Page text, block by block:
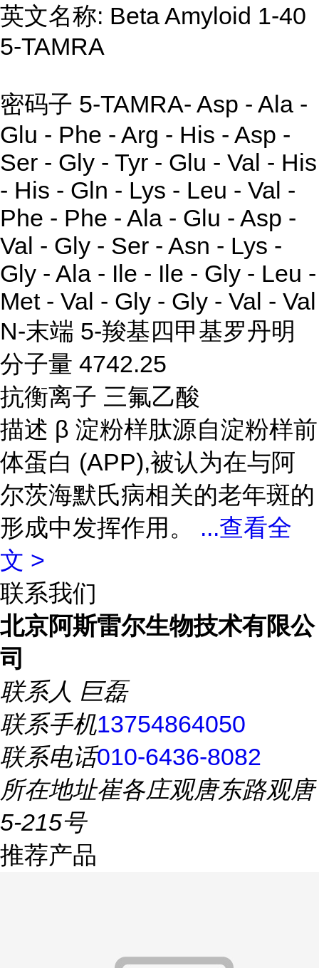
英文名称: Beta Amyloid 1-40
5-TAMRA
密码子 5-TAMRA- Asp - Ala -
Glu - Phe - Arg - His - Asp -
Ser - Gly - Tyr - Glu - Val - His
- His - Gln - Lys - Leu - Val -
Phe - Phe - Ala - Glu - Asp -
Val - Gly - Ser - Asn - Lys -
Gly - Ala - Ile - Ile - Gly - Leu -
Met - Val - Gly - Gly - Val - Val
N-末端 5-羧基四甲基罗丹明
分子量 4742.25
抗衡离子 三氟乙酸
描述 β 淀粉样肽源自淀粉样前
体蛋白 (APP),被认为在与阿
尔茨海默氏病相关的老年斑的
形成中发挥作用。 ...查看全
文 >
联系我们
北京阿斯雷尔生物技术有限公
司
联系人 巨磊
联系手机13754864050
联系电话010-6436-8082
所在地址崔各庄观唐东路观唐
5-215号
推荐产品